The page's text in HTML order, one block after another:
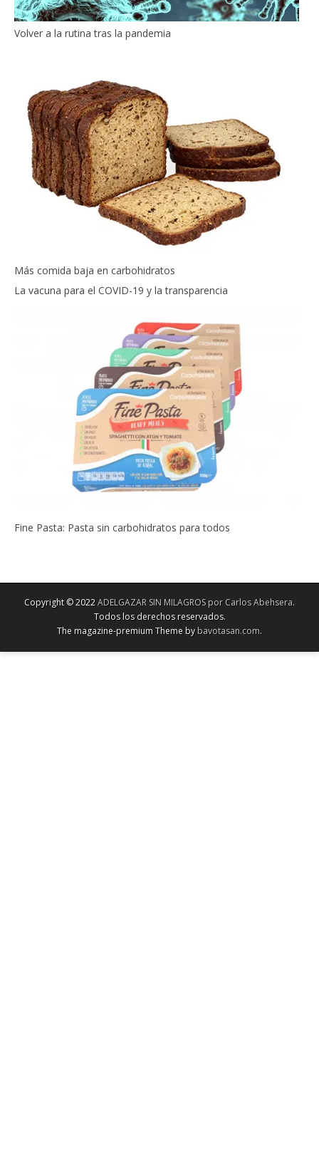
Volver a la rutina tras la pandemia
Más comida baja en carbohidratos
La vacuna para el COVID-19 y la transparencia
Fine Pasta: Pasta sin carbohidratos para todos
Copyright © 2022ADELGAZAR SIN MILAGROS por Carlos Abehsera.
Todos los derechos reservados.
The magazine-premium Theme bybavotasan.com.